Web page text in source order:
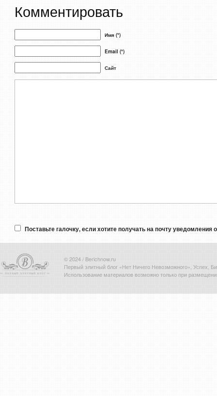
Комментировать
Имя (*)
Email (*)
Сайт
Поставьте галочку, если хотите получать на почту
© 2024 / Berichnow.ru
Первый элитный блог «Нет Ничего Невозможного», Успех,
Использование материалов возможно только при